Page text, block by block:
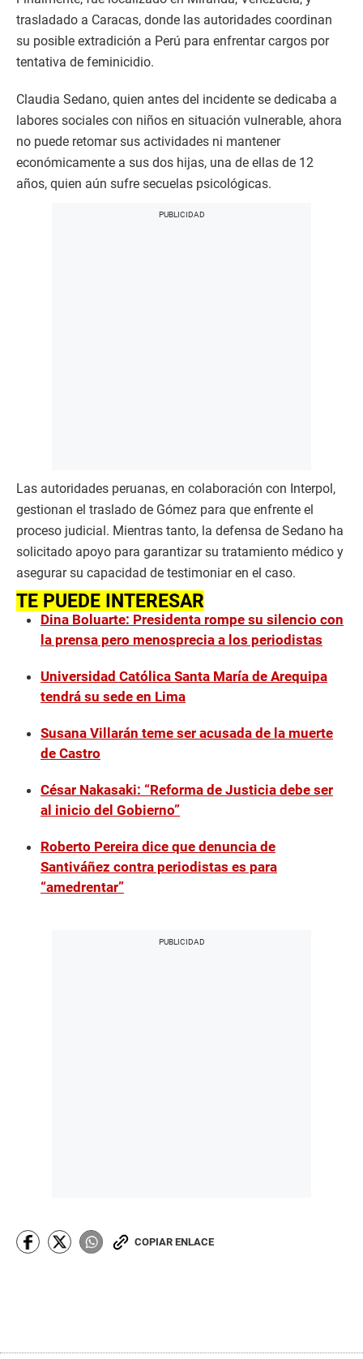
trasladado a Caracas, donde las autoridades coordinan
su posible extradición a Perú para enfrentar cargos por
tentativa de feminicidio.
Claudia Sedano, quien antes del incidente se dedicaba a
labores sociales con niños en situación vulnerable, ahora
no puede retomar sus actividades ni mantener
económicamente a sus dos hijas, una de ellas de 12
años, quien aún sufre secuelas psicológicas.
Las autoridades peruanas, en colaboración con Interpol,
gestionan el traslado de Gómez para que enfrente el
proceso judicial. Mientras tanto, la defensa de Sedano ha
solicitado apoyo para garantizar su tratamiento médico y
asegurar su capacidad de testimoniar en el caso.
TE PUEDE INTERESAR
Dina Boluarte: Presidenta rompe su silencio con
la prensa pero menosprecia a los periodistas
Universidad Católica Santa María de Arequipa
tendrá su sede en Lima
Susana Villarán teme ser acusada de la muerte
de Castro
César Nakasaki: “Reforma de Justicia debe ser
al inicio del Gobierno”
Roberto Pereira dice que denuncia de
Santiváñez contra periodistas es para
“amedrentar”
COPIAR ENLACE